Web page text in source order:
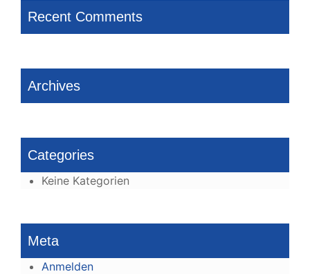
Recent Comments
Archives
Categories
Keine Kategorien
Meta
Anmelden